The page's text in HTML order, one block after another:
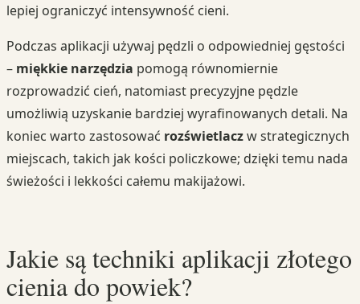
lepiej ograniczyć intensywność cieni.
Podczas aplikacji używaj pędzli o odpowiedniej gęstości
– miękkie narzędzia pomogą równomiernie
rozprowadzić cień, natomiast precyzyjne pędzle
umożliwią uzyskanie bardziej wyrafinowanych detali. Na
koniec warto zastosować rozświetlaczw strategicznych
miejscach, takich jak kości policzkowe; dzięki temu nada
świeżości i lekkości całemu makijażowi.
Jakie są techniki aplikacji złotego
cienia do powiek?